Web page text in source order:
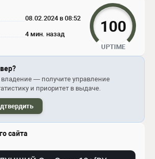
08.02.2024 в 08:52
4 мин. назад 100
UPTIME
владение — получите управление
и приоритет в выдаче.
сайта